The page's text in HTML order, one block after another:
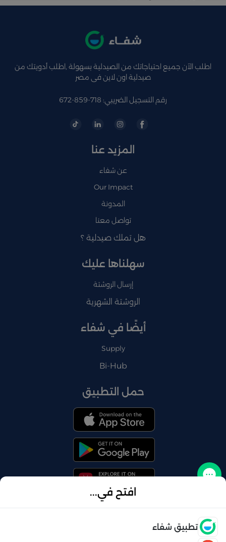
افتح في...
تطبيق شفاء
اطلب الآن جميع احتياجاتك من الصيدلية بسهولة ,اطلب أدويتك من
صيدلية اون لاين فى مصر
رقم التسجيل الضريبي: 718-859-672
المزيد عنا
عن شفاء
Our Impact
المدونة
تواصل معنا
هل تملك صيدلية ؟
سهلناها عليك
إرسال الروشتة
الروشتة الشهرية
أيضًا في شفاء
Supply
Bi-Hub
حمل التطبيق
© 2026 شفاء . كل الحقوق محفوظة
تواصل معنا